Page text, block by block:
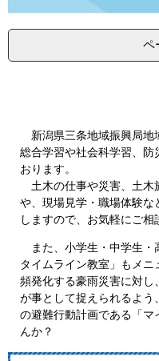
ペ
新潟県三条地域振興局地
総合学習や社会科学習、防
おります。
土木の仕事や災害、土木
や、現場見学・職場体験な
しますので、お気軽にご相
また、小学生・中学生・
タイムライン教室」もメニ
頻発化する豪雨災害に対
が事として捉えられるよ
の避難行動計画である「
んか？